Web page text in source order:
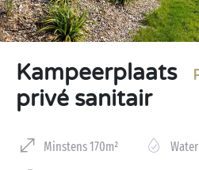
Kampeerplaats
privé sanitair
Minstens 170m² Water